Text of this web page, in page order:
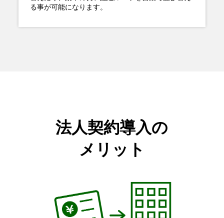
る事が可能になります。
法人契約導入の
メリット